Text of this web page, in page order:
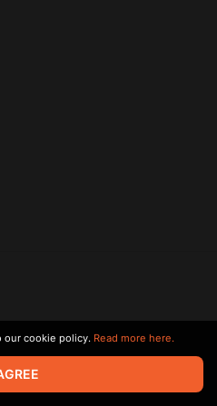
rights reserved. All trademarks
owners.
our cookie policy. Read more here.